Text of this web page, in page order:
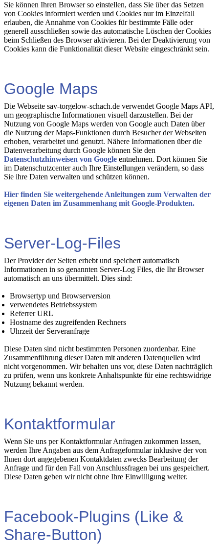
Sie können Ihren Browser so einstellen, dass Sie über das Setzen
von Cookies informiert werden und Cookies nur im Einzelfall
erlauben, die Annahme von Cookies für bestimmte Fälle oder
generell ausschließen sowie das automatische Löschen der Cookies
beim Schließen des Browser aktivieren. Bei der Deaktivierung von
Cookies kann die Funktionalität dieser Website eingeschränkt sein.
Google Maps
Die Webseite sav-torgelow-schach.de verwendet Google Maps API,
um geographische Informationen visuell darzustellen. Bei der
Nutzung von Google Maps werden von Google auch Daten über
die Nutzung der Maps-Funktionen durch Besucher der Webseiten
erhoben, verarbeitet und genutzt. Nähere Informationen über die
Datenverarbeitung durch Google können Sie den
Datenschutzhinweisen von Google entnehmen. Dort können Sie
im Datenschutzcenter auch Ihre Einstellungen verändern, so dass
Sie ihre Daten verwalten und schützen können.
Hier finden Sie weitergehende Anleitungen zum Verwalten der
eigenen Daten im Zusammenhang mit Google-Produkten.
Server-Log-Files
Der Provider der Seiten erhebt und speichert automatisch
Informationen in so genannten Server-Log Files, die Ihr Browser
automatisch an uns übermittelt. Dies sind:
Browsertyp und Browserversion
verwendetes Betriebssystem
Referrer URL
Hostname des zugreifenden Rechners
Uhrzeit der Serveranfrage
Diese Daten sind nicht bestimmten Personen zuordenbar. Eine
Zusammenführung dieser Daten mit anderen Datenquellen wird
nicht vorgenommen. Wir behalten uns vor, diese Daten nachträglich
zu prüfen, wenn uns konkrete Anhaltspunkte für eine rechtswidrige
Nutzung bekannt werden.
Kontaktformular
Wenn Sie uns per Kontaktformular Anfragen zukommen lassen,
werden Ihre Angaben aus dem Anfrageformular inklusive der von
Ihnen dort angegebenen Kontaktdaten zwecks Bearbeitung der
Anfrage und für den Fall von Anschlussfragen bei uns gespeichert.
Diese Daten geben wir nicht ohne Ihre Einwilligung weiter.
Facebook-Plugins (Like &
Share-Button)